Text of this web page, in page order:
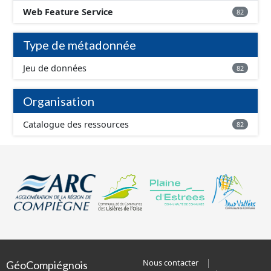
Web Feature Service 82
Type de métadonnée
Jeu de données 82
Organisation
Catalogue des ressources 82
GéoCompiégnois
Nous contacter